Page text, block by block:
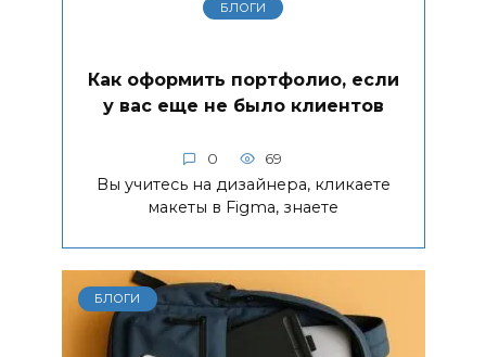
БЛОГИ
Как оформить портфолио, если
у вас еще не было клиентов
0 69
Вы учитесь на дизайнера, кликаете
макеты в Figma, знаете
БЛОГИ